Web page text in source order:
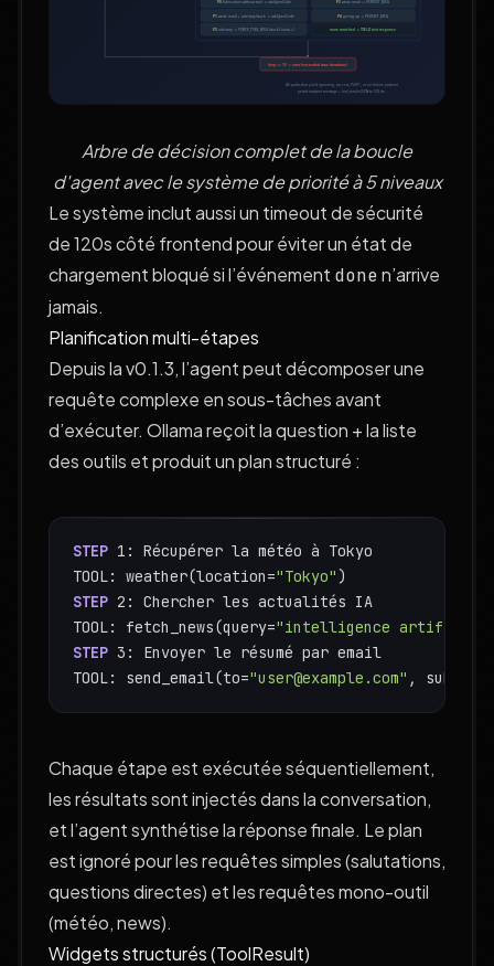
Arbre de décision complet de la boucle
d'agent avec le système de priorité à 5 niveaux
Le système inclut aussi un timeout de sécurité
de 120s côté frontend pour éviter un état de
chargement bloqué si l’événement donen’arrive
jamais.
Planification multi-étapes
Depuis la v0.1.3, l’agent peut décomposer une
requête complexe en sous-tâches avant
d’exécuter. Ollama reçoit la question + la liste
des outils et produit un plan structuré :
STEP 1: Récupérer la météo à Tokyo
TOOL: weather(location="Tokyo")
STEP 2: Chercher les actualités IA
TOOL: fetch_news(query="intelligence
STEP 3: Envoyer le résumé par email
TOOL: send_email(to="user@example.com" , subject
Chaque étape est exécutée séquentiellement,
les résultats sont injectés dans la conversation,
et l’agent synthétise la réponse finale. Le plan
est ignoré pour les requêtes simples (salutations,
questions directes) et les requêtes mono-outil
(météo, news).
Widgets structurés (ToolResult)